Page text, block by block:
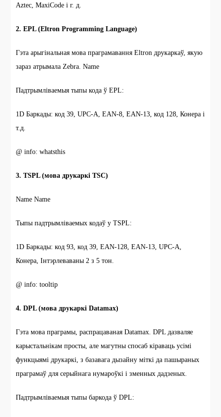
Aztec, MaxiCode і г. д.
2. EPL (Eltron Programming Language)
Гэта арыгінальная мова праграмавання Eltron друкаркаў, якую
зараз атрымала Zebra. Name
Падтрымліваемыя тыпы кода ў EPL:
1D Баркады: код 39, UPC-A, EAN-8, EAN-13, код 128, Конера і
т.д.
@ info: whatsthis
3. TSPL (мова друкаркі TSC)
Name Name
Тыпы падтрымліваемых кодаў у TSPL:
1D Баркады: код 93, код 39, EAN-128, EAN-13, UPC-A,
Конера, Інтэрлеваваны 2 з 5 тон.
@ info: tooltip
4. DPL (мова друкаркі Datamax)
Гэта мова праграмы, распрацаваная Datamax. DPL дазваляе
карыстальнікам просты, але магутны спосаб кіраваць усімі
функцыямі друкаркі, з базавага дызайну міткі да пашыраных
праграмаў для серыйнага нумароўкі і зменных дадзеных.
Падтрымліваемыя тыпы баркода ў DPL: